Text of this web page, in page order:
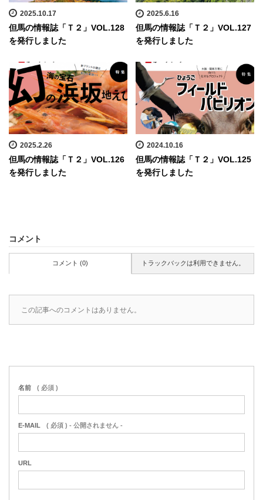
2025.10.17
但馬の情報誌「Ｔ２」VOL.128
を発行しました
2025.6.16
但馬の情報誌「Ｔ２」VOL.127
を発行しました
2025.2.26
但馬の情報誌「Ｔ２」VOL.126
を発行しました
2024.10.16
但馬の情報誌「Ｔ２」VOL.125
を発行しました
コメント
コメント (0) トラックバックは利用できません。
この記事へのコメントはありません。
名前 ( 必須 )
E-MAIL ( 必須 ) - 公開されません -
URL